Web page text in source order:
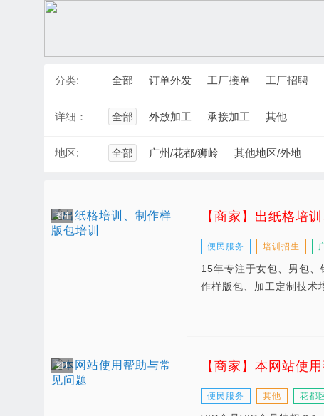
分类: 全部 订单外发 工厂接单 工厂招聘
详细： 全部 外放加工 承接加工 其他
地区: 全部 广州/花都/狮岭 其他地区/外地
图4 【商家】出纸格培
便民服务 培训招生
15年专注于女包、男包
作样版包、加工定制技术
图1 【商家】本网站使
便民服务 其他 花都